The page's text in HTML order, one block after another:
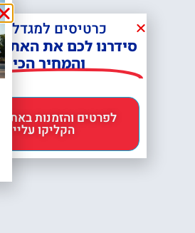
כרטיסים למגדל
סידרנו לכם את האתר
והמחיר הכי
הקליקו עליי 😊